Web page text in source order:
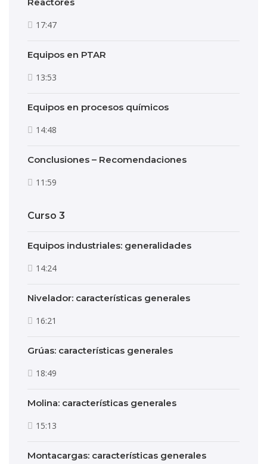
17:47
Equipos en PTAR
13:53
Equipos en procesos químicos
14:48
Conclusiones – Recomendaciones
11:59
Curso 3
Equipos industriales: generalidades
14:24
Nivelador: características generales
16:21
Grúas: características generales
18:49
Molina: características generales
15:13
Montacargas: características generales